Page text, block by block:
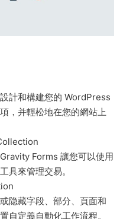
計和構建您的 WordPress
，并輕松地在您的網站上
Forms 讓您可以使用
具來管理交易。
隐藏字段、部分、頁面和
自定義自動化工作流程。